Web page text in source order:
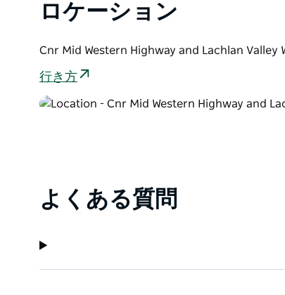
ロケーション
Cnr Mid Western Highway and Lachlan Valley
行き方
よくある質問